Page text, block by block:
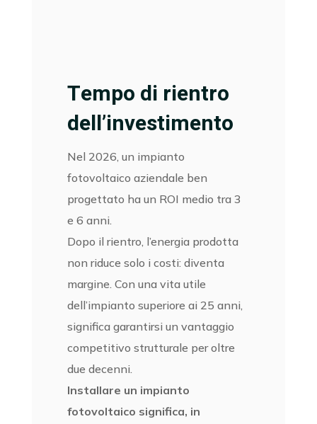
Tempo di rientro
dell’investimento
Nel 2026, un impianto
fotovoltaico aziendale ben
progettato ha un ROI medio tra 3
e 6 anni.
Dopo il rientro, l’energia prodotta
non riduce solo i costi: diventa
margine. Con una vita utile
dell’impianto superiore ai 25 anni,
significa garantirsi un vantaggio
competitivo strutturale per oltre
due decenni.
Installare un impianto
fotovoltaico significa, in